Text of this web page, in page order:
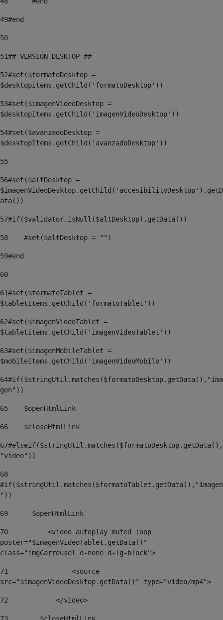
49#end
50
51## VERSION DESKTOP ##
52#set($formatoDesktop =
$desktopItems.getChild('formatoDesktop'))
53#set($imagenVideoDesktop =
$desktopItems.getChild('imagenVideoDesktop'))
54#set($avanzadoDesktop =
$desktopItems.getChild('avanzadoDesktop'))
55
56#set($altDesktop =
$imagenVideoDesktop.getChild('accesibilityDesktop').getD
ata())
57#if($validator.isNull($altDesktop).getData())
58
    #set($altDesktop = "")
59#end
60
61#set($formatoTablet =
$tabletItems.getChild('formatoTablet'))
62#set($imagenVideoTablet =
$tabletItems.getChild('imagenVideoTablet'))
63#set($imagenMobileTablet =
$mobileItems.getChild('imagenVideoMobile'))
64#if($stringUtil.matches($formatoDesktop.getData(),"ima
gen"))
65
    $openHtmlLink
66
    $closeHtmlLink
67#elseif($stringUtil.matches($formatoDesktop.getData(),
"video"))
68
#if($stringUtil.matches($formatoTablet.getData(),"imagen
"))
69
    	$openHtmlLink
70
poster="$imagenVideoTablet.getData()"
class="imgCarrousel d-none d-lg-block">
71
                <source
src="$imagenVideoDesktop.getData()" type="video/mp4">
72
            </video>